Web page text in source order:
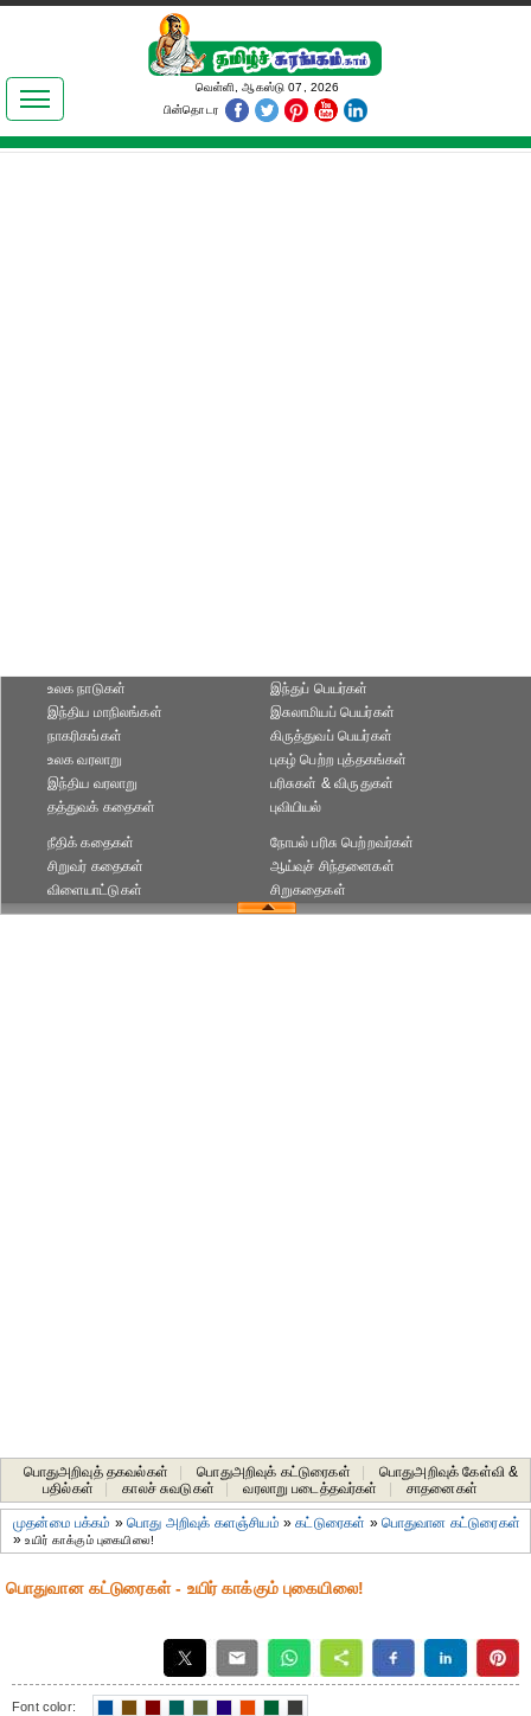
இலக்கியங்கள்
தமிழ் உலகம்
வெள்ளி, ஆகஸ்டு 07, 2026
பின்தொடர
உலக நாடுகள்
இந்திய மாநிலங்கள்
நாகரிகங்கள்
இந்துப் பெயர்கள்
இசுலாமியப் பெயர்கள்
கிருத்துவப் பெயர்கள்
உலக வரலாறு
இந்திய வரலாறு
தத்துவக் கதைகள்
புகழ் பெற்ற புத்தகங்கள்
பரிசுகள் & விருதுகள்
புவியியல்
நீதிக் கதைகள்
சிறுவர் கதைகள்
விளையாட்டுகள்
நோபல் பரிசு‎ பெற்றவர்‎கள்
ஆய்வுச் சிந்தனைகள்
சிறுகதைகள்
பொதுஅறிவுத் தகவல்கள் பொதுஅறிவுக் கட்டுரைகள்
பொதுஅறிவுக் கேள்வி &
பதில்கள்
காலச் சுவடுகள் வரலாறு படைத்தவர்கள் சாதனைகள்‎
முதன்மை பக்கம் »பொது அறிவுக் களஞ்சியம் »கட்டுரைகள் » பொதுவான கட்டுரைகள்
»உயிர் காக்கும் புகையிலை!
பொதுவான கட்டுரைகள் - உயிர் காக்கும் புகையிலை!
Font color: